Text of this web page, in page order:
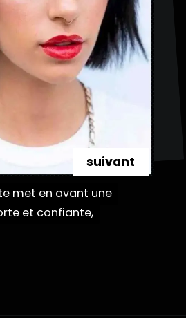
met en avant une
et confiante,
met en avant une
et confiante,
suivant